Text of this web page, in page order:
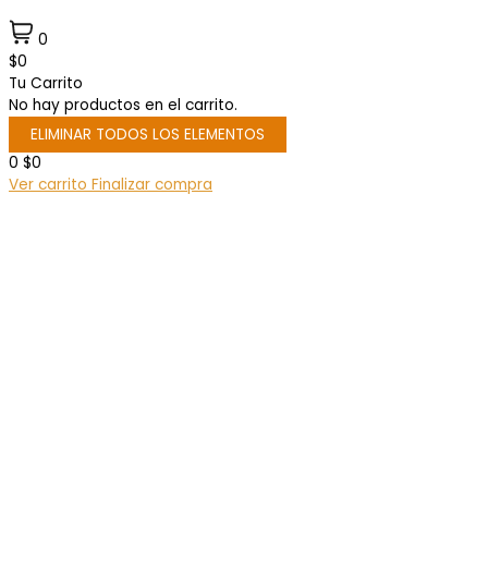
0
$0
Tu Carrito
No hay productos en el carrito.
ELIMINAR TODOS LOS ELEMENTOS
0 $0
Ver carrito Finalizar compra